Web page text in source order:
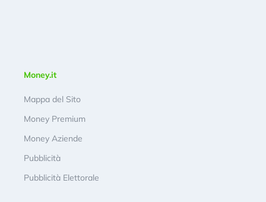
Money.it
Mappa del Sito
Money Premium
Money Aziende
Pubblicità
Pubblicità Elettorale